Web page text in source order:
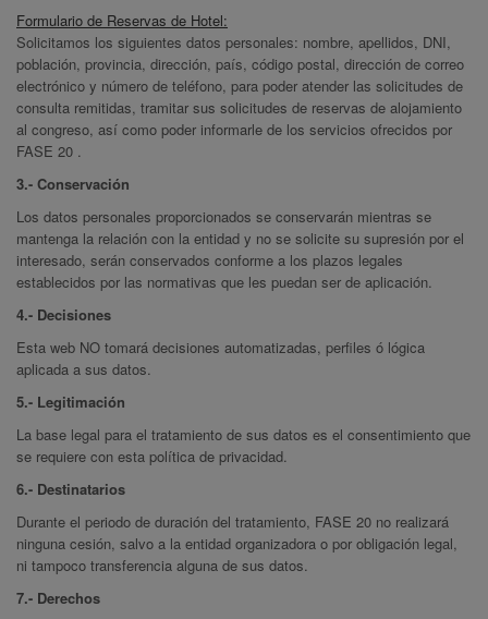
Formulario de Reservas de Hotel:
Solicitamos los siguientes datos personales: nombre, apellidos, DNI,
población, provincia, dirección, país, código postal, dirección de correo
electrónico y número de teléfono, para poder atender las solicitudes de
consulta remitidas, tramitar sus solicitudes de reservas de alojamiento
al congreso, así como poder informarle de los servicios ofrecidos por
FASE 20 .
3.- Conservación
Los datos personales proporcionados se conservarán mientras se
mantenga la relación con la entidad y no se solicite su supresión por el
interesado, serán conservados conforme a los plazos legales
establecidos por las normativas que les puedan ser de aplicación.
4.- Decisiones
Esta web NO tomará decisiones automatizadas, perfiles ó lógica
aplicada a sus datos.
5.- Legitimación
La base legal para el tratamiento de sus datos es el consentimiento que
se requiere con esta política de privacidad.
6.- Destinatarios
Durante el periodo de duración del tratamiento, FASE 20 no realizará
ninguna cesión, salvo a la entidad organizadora o por obligación legal,
ni tampoco transferencia alguna de sus datos.
7.- Derechos